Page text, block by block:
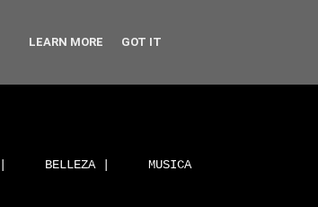
BELLEZA | MUSICA
LEARN MORE GOT IT